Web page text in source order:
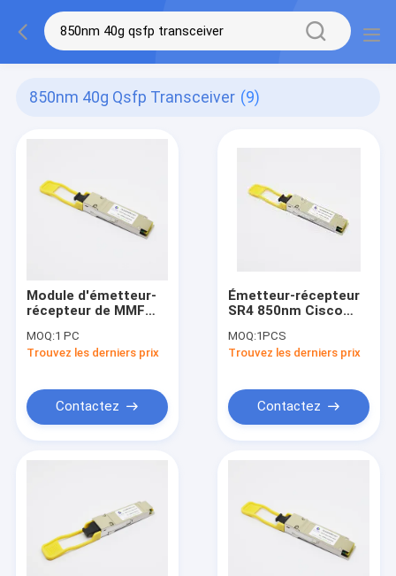
850nm 40g Qsfp Transceiver (9)
Module d'émetteur-
récepteur de MMF
MOQ:1 PC
Trouvez les derniers prix
Contactez
Émetteur-récepteur
SR4 850nm Cisco
40G QSFP+
compatible
MOQ:1PCS
Trouvez les derniers prix
Contactez